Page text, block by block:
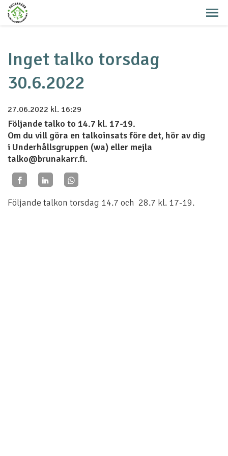
Inget talko torsdag
30.6.2022
27.06.2022 kl. 16:29
Följande talko to 14.7 kl. 17-19.
Om du vill göra en talkoinsats före det, hör av dig
i Underhållsgruppen (wa) eller mejla
talko@brunakarr.fi.
Följande talkon torsdag 14.7 och 28.7 kl. 17-19.